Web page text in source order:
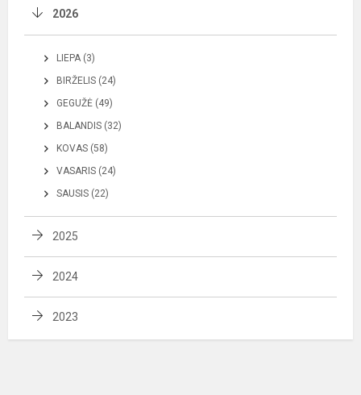
2026
LIEPA (3)
BIRŽELIS (24)
GEGUŽĖ (49)
BALANDIS (32)
KOVAS (58)
VASARIS (24)
SAUSIS (22)
2025
2024
2023